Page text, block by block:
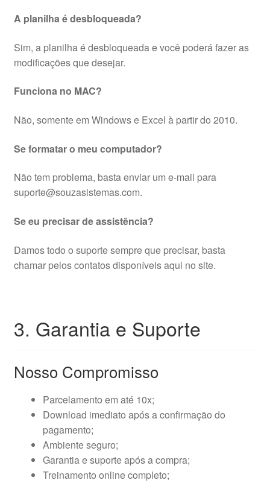
A planilha é desbloqueada?
Sim, a planilha é desbloqueada e você poderá fazer as
modificações que desejar.
Funciona no MAC?
Não, somente em Windows e Excel à partir do 2010.
Se formatar o meu computador?
Não tem problema, basta enviar um e-mail para
suporte@souzasistemas.com.
Se eu precisar de assistência?
Damos todo o suporte sempre que precisar, basta
chamar pelos contatos disponíveis aqui no site.
3. Garantia e Suporte
Nosso Compromisso
Parcelamento em até 10x;
Download imediato após a confirmação do
pagamento;
Ambiente seguro;
Garantia e suporte após a compra;
Treinamento online completo;